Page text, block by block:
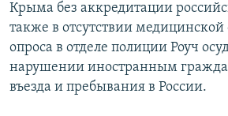
Крыма без аккредитации
также в отсутствии медицинской
опроса в отделе полиции Роуч
нарушении иностранным
въезда и пребывания в России.